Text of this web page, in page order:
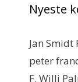
Nyeste
Jan Smidt
peter
F. Willi